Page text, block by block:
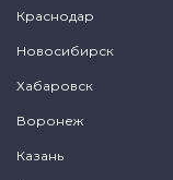
Краснодар
Новосибирск
Хабаровск
Воронеж
Казань